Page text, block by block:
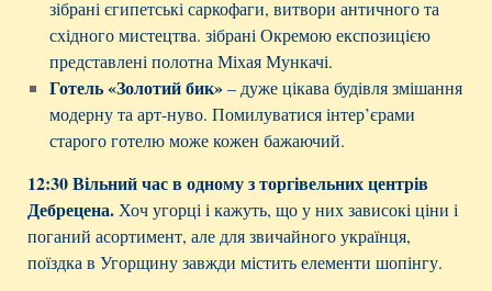
зібрані єгипетські саркофаги, витвори античного та
східного мистецтва. зібрані Окремою експозицією
представлені полотна Міхая Мункачі.
Готель «Золотий бик»– дуже цікава будівля змішання
модерну та арт-нуво. Помилуватися інтер’єрами
старого готелю може кожен бажаючий.
12:30 Вільний час в одному з торгівельних центрів
Дебрецена.Хоч угорці і кажуть, що у них зависокі ціни і
поганий асортимент, але для звичайного українця,
поїздка в Угорщину завжди містить елементи шопінгу.